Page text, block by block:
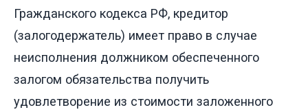
Гражданского кодекса РФ, кредитор
(залогодержатель) имеет право в случае
неисполнения должником обеспеченного
залогом обязательства получить
удовлетворение из стоимости заложенного